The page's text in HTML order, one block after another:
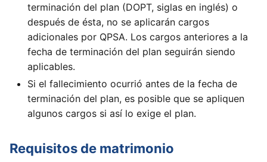
terminación del plan (DOPT, siglas en inglés) o
después de ésta, no se aplicarán cargos
adicionales por QPSA. Los cargos anteriores a la
fecha de terminación del plan seguirán siendo
aplicables.
Si el fallecimiento ocurrió antes de la fecha de
terminación del plan, es posible que se apliquen
algunos cargos si así lo exige el plan.
Requisitos de matrimonio